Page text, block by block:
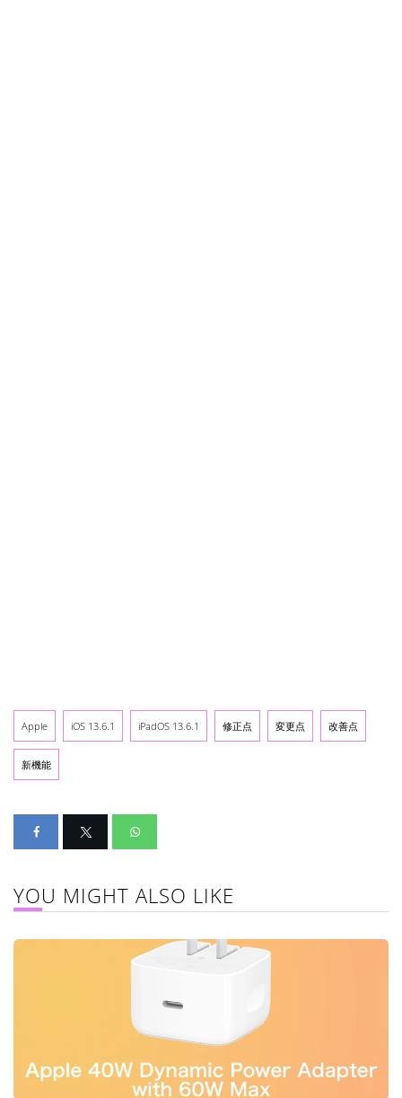
Apple iOS 13.6.1 iPadOS 13.6.1 修正点 変更点 改善点
新機能
YOU MIGHT ALSO LIKE